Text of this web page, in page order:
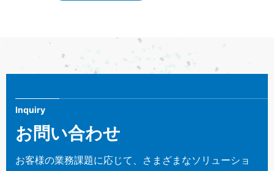
Inquiry
お問い合わせ
お客様の業務課題に応じて、さまざまなソリューショ